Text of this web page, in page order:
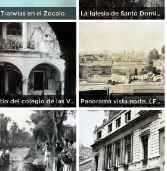
Tranvias en el Zocalo. La Iglesia de Santo Domingo.
Patio del colegio de las Vizcainas por el fotografo Hugo Brehme. Panorama vista norte. ( Fechada el 20 de Junio de 1905 ).